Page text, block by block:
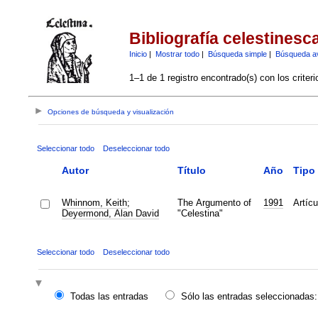
Bibliografía
Inicio| Mostrar todo| Búsqueda simple| Búsqueda
1–1 de 1 registro encontrado(s) con los
Opciones de búsqueda y visualización
Seleccionar todo Deseleccionar todo
Autor Título Año Tipo
Whinnom, Keith;
Deyermond, Alan David
The Argumento of
"Celestina"
1991
Seleccionar todo Deseleccionar todo
Todas las entradas
Sólo las entradas seleccionadas: